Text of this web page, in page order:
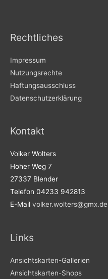
Rechtliches
Impressum
Nutzungsrechte
Haftungsausschluss
Datenschutzerklärung
Kontakt
Volker Wolters
Hoher Weg 7
27337 Blender
Telefon 04233 942813
E-Mail volker.wolters@gmx.de
Links
Ansichtskarten-Gallerien
Ansichtskarten-Shops